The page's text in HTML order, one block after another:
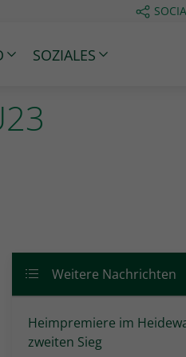
SOZIALES
Weitere Nachrichten
Heimpremiere im
zweiten Sieg